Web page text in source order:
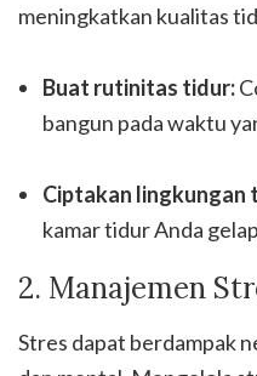
meningkatkan kualitas
Buat rutinitas tidur:
bangun pada waktu
Ciptakan lingkungan
kamar tidur Anda
2. Manajemen
Stres dapat berdampak